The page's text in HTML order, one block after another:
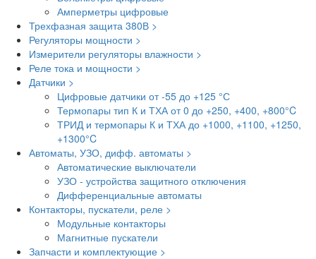
Амперметры цифровые
Трехфазная защита 380В >
Регуляторы мощности >
Измерители регуляторы влажности >
Реле тока и мощности >
Датчики >
Цифровые датчики от -55 до +125 °С
Термопары тип К и ТХА от 0 до +250, +400, +800°C
ТРИД и термопары К и ТХА до +1000, +1100, +1250,
+1300°C
Автоматы, УЗО, дифф. автоматы >
Автоматические выключатели
УЗО - устройства защитного отключения
Дифференциальные автоматы
Контакторы, пускатели, реле >
Модульные контакторы
Магнитные пускатели
Запчасти и комплектующие >